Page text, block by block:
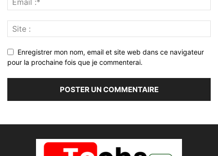
Enregistrer mon nom, email et site web dans ce navigateur
pour la prochaine fois que je commenterai.